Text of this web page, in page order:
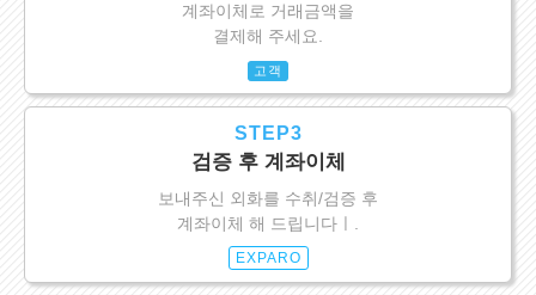
계좌이체로 거래금액을
결제해 주세요.
고객
STEP3
검증 후 계좌이체
보내주신 외화를 수취/검증 후
계좌이체 해 드립니다ㅣ.
EXPARO